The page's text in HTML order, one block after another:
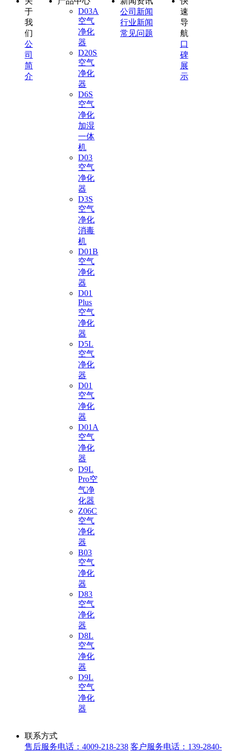
于
我
们
公
司
简
介
D03A
空气
净化
器
D20S
空气
净化
器
D6S
空气
净化
加湿
一体
机
D03
空气
净化
器
D3S
空气
净化
消毒
机
D01B
空气
净化
器
D01
Plus
空气
净化
器
D5L
空气
净化
器
D01
空气
净化
器
D01A
空气
净化
器
D9L
Pro空
气净
化器
Z06C
空气
净化
器
B03
空气
净化
器
D83
空气
净化
器
D8L
空气
净化
器
D9L
空气
净化
器
公司新闻
行业新闻
常见问题
速
导
航
口
碑
展
示
联系方式
售后服务电话：4009-218-238 客户服务电话：139-2840-